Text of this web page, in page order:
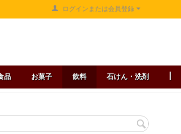
ログインまたは会員登録
品 お菓子 飲料 石けん・洗剤